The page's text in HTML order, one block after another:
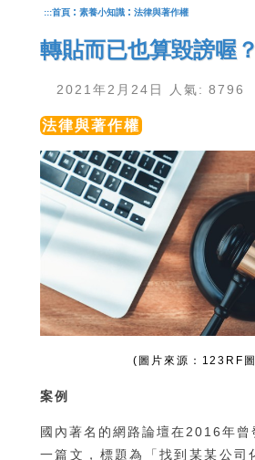
:::首頁 : 素養小知識 : 法律與著作權
轉貼而已也算毀謗喔？
2021年2月24日 人氣: 8796
法律與著作權
(圖片來源：123RF
案例
國內著名的網路論壇在2016年曾
一篇文，標題為「找到某某公司